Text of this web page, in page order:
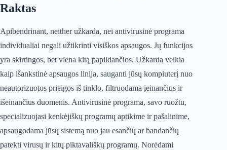
Raktas
Apibendrinant, neither užkarda, nei antivirusinė programa
individualiai negali užtikrinti visiškos apsaugos. Jų funkcijos
yra skirtingos, bet viena kitą papildančios. Užkarda veikia
kaip išankstinė apsaugos linija, sauganti jūsų kompiuterį nuo
neautorizuotos prieigos iš tinklo, filtruodama įeinančius ir
išeinančius duomenis. Antivirusinė programa, savo ruožtu,
specializuojasi kenkėjiškų programų aptikime ir pašalinime,
apsaugodama jūsų sistemą nuo jau esančių ar bandančių
patekti virusų ir kitų piktavališkų programų. Norėdami